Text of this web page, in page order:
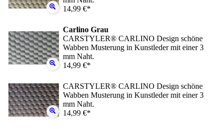
14,99 €*
Carlino Grau
CARSTYLER® CARLINO Design schöne
Wabben Musterung in Kunstleder mit einer 3
mm Naht.
14,99 €*
CARSTYLER® CARLINO Design schöne
Wabben Musterung in Kunstleder mit einer 3
mm Naht.
14,99 €*